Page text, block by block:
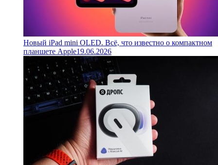
Новый iPad mini OLED. Всё, что известно о компактном
планшете Apple19.06.2026